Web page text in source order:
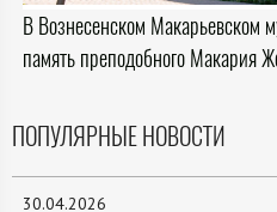
В Вознесенском Макарьевском
память преподобного Макария
ПОПУЛЯРНЫЕ НОВОСТИ
30.04.2026